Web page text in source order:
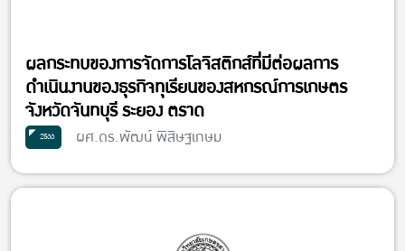
ผลกระทบของการจัดการโลจิสติกส์ที่มีต่อผลการ
ดำเนินงานของธุรกิจทุเรียนของสหกรณ์การเกษตร
จังหวัดจันทบุรี ระยอง ตราด
2566 ผศ.ดร.พัฒน์ พิสิษฐเกษม